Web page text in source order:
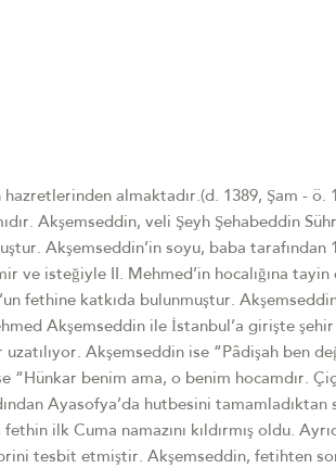
almaktadır.(d. 1389, Şam - ö.
Akşemseddin, veli Şeyh Şehabeddin
Akşemseddin’in soyu, baba tarafından
ve isteğiyle II. Mehmed’in hocalığına tayin
fethine katkıda bulunmuştur.
Akşemseddin ile İstanbul’a girişte şehir
Akşemseddin ise “Pâdişah ben
benim ama, o benim hocamdır.
Ayasofya’da hutbesini
ilk Cuma namazını kıldırmış oldu.
tesbit etmiştir. Akşemseddin, fetihten